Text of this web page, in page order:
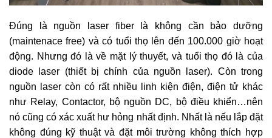
Đúng là nguồn laser fiber là không cần bảo dưỡng
(maintenace free) và có tuổi thọ lên đến 100.000 giờ hoạt
động. Nhưng đó là về mặt lý thuyết, và tuổi thọ đó là của
diode laser (thiết bị chính của nguồn laser). Còn trong
nguồn laser còn có rất nhiều linh kiện điện, điện tử khác
như Relay, Contactor, bộ nguồn DC, bộ điều khiển…nên
nó cũng có xác xuất hư hỏng nhất định. Nhất là nếu lắp đặt
không đúng kỹ thuật và đặt môi trường không thích hợp